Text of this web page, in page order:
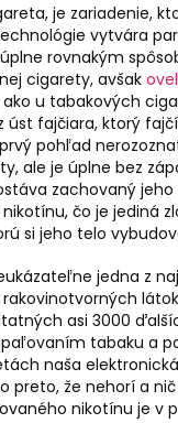
je zariadenie,
vytvára
rovnakým
cigarety, avšak
u tabakových
úst fajčiara, ktorý
pohľad
ale je úplne bez
zachovaný
čo je jediná
si jeho telo
jedna z
asi 3000
tabaku a
naša
preto, že nehorí a
nikotínu je v